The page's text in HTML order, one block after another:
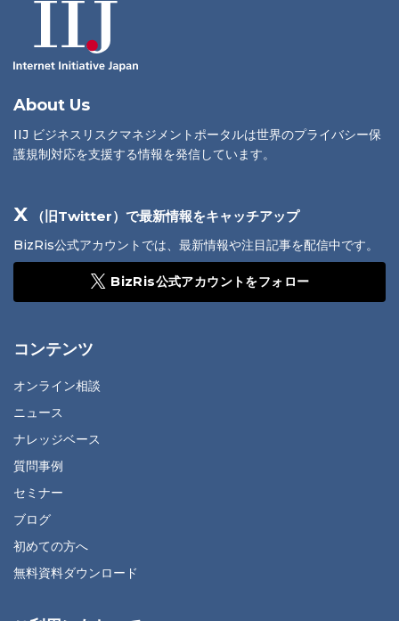
About Us
IIJ ビジネスリスクマネジメントポータルは世界のプライバシー保
護規制対応を支援する情報を発信しています。
X （旧Twitter）で最新情報をキャッチアップ
BizRis公式アカウントでは、最新情報や注目記事を配信中です。
BizRis公式アカウントをフォロー
コンテンツ
オンライン相談
ニュース
ナレッジベース
質問事例
セミナー
ブログ
初めての方へ
無料資料ダウンロード